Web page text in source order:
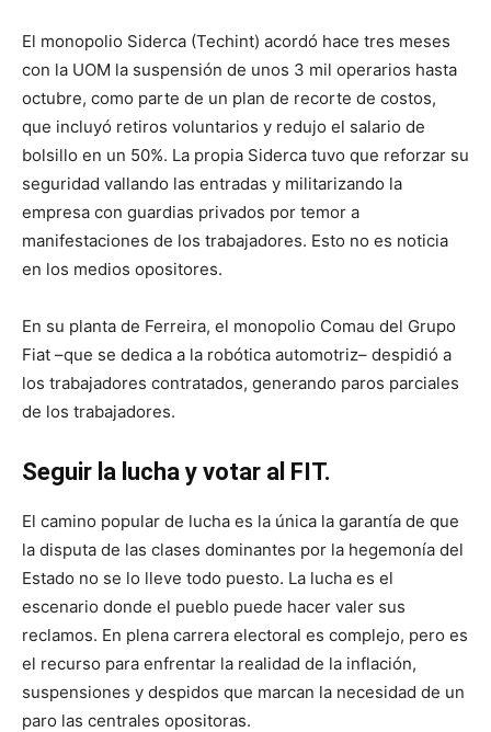
El monopolio Siderca (Techint) acordó hace tres meses
con la UOM la suspensión de unos 3 mil operarios hasta
octubre, como parte de un plan de recorte de costos,
que incluyó retiros voluntarios y redujo el salario de
bolsillo en un 50%. La propia Siderca tuvo que reforzar su
seguridad vallando las entradas y militarizando la
empresa con guardias privados por temor a
manifestaciones de los trabajadores. Esto no es noticia
en los medios opositores.
En su planta de Ferreira, el monopolio Comau del Grupo
Fiat –que se dedica a la robótica automotriz– despidió a
los trabajadores contratados, generando paros parciales
de los trabajadores.
Seguir la lucha y votar al FIT.
El camino popular de lucha es la única la garantía de que
la disputa de las clases dominantes por la hegemonía del
Estado no se lo lleve todo puesto. La lucha es el
escenario donde el pueblo puede hacer valer sus
reclamos. En plena carrera electoral es complejo, pero es
el recurso para enfrentar la realidad de la inflación,
suspensiones y despidos que marcan la necesidad de un
paro las centrales opositoras.